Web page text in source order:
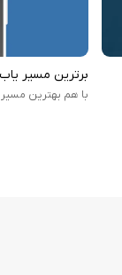
برترین مسیر
با هم بهترین